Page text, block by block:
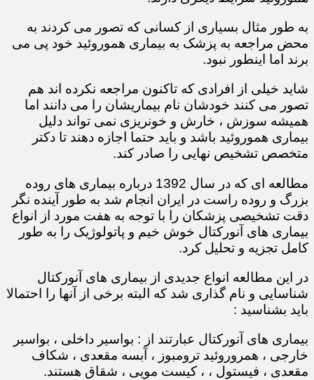
به طور مثال بسیاری از کسانی که تصور می کردند به
محض مراجعه به پزشک به بیماری هموروئید خود پی می
برند اما اینطور نبود.
شاید خیلی از افرادی که تاکنون مراجعه نکرده اند هم
تصور می کنند خودشان نام بیماریشان را می دانند اما
همیشه سوزش ، خارش و خونریزی نمی تواند دلیل
بیماری هموروئید باشد و باید حتما اجازه دهند تا دکتر
متخصص تشخیص نهایی را صادر کند.
مطالعه ای که در سال 1392 درباره بیماری های روده
بزرگ و روده راست در ایران انجام شد به طور آینده نگر
دقت تشخیصی پزشکان را با توجه به هفت مورد از انواع
بیماری های آنورکتال خوش خیم و پاتولوژیک را به طور
کامل تجزیه و تحلیل کرد.
در این مطالعه انواع جدیدی از بیماری های آنورکتال
شناسایی و نام گذاری شد که البته برخی از آنها را احتمالا
باید بشناسید :
بیماری های آنورکتال عبارتند از : بواسیر داخلی ، بواسیر
خارجی ، همروروئید ترومبوز ، آبسه مقعدی ، شکاف
مقعدی ، فیستول ، ، کیست مویی ، شقاق هستند.